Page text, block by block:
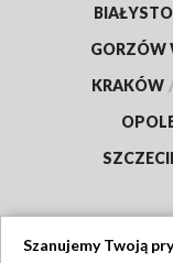
GORZÓW
KRAKÓW
Szanujemy Twoją